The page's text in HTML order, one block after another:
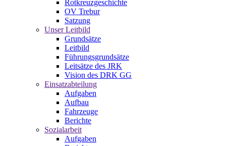
Rotkreuzgeschichte
OV Trebur
Satzung
Unser Leitbild
Grundsätze
Leitbild
Führungsgrundsätze
Leitsätze des JRK
Vision des DRK GG
Einsatzabteilung
Aufgaben
Aufbau
Fahrzeuge
Berichte
Sozialarbeit
Aufgaben